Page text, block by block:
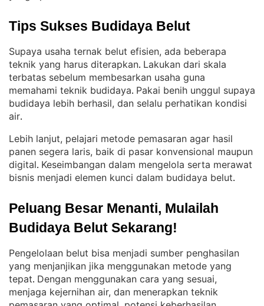
Tips Sukses Budidaya Belut
Supaya usaha ternak belut efisien, ada beberapa
teknik yang harus diterapkan. Lakukan dari skala
terbatas sebelum membesarkan usaha guna
memahami teknik budidaya. Pakai benih unggul supaya
budidaya lebih berhasil, dan selalu perhatikan kondisi
air.
Lebih lanjut, pelajari metode pemasaran agar hasil
panen segera laris, baik di pasar konvensional maupun
digital. Keseimbangan dalam mengelola serta merawat
bisnis menjadi elemen kunci dalam budidaya belut.
Peluang Besar Menanti, Mulailah
Budidaya Belut Sekarang!
Pengelolaan belut bisa menjadi sumber penghasilan
yang menjanjikan jika menggunakan metode yang
tepat. Dengan menggunakan cara yang sesuai,
menjaga kejernihan air, dan menerapkan teknik